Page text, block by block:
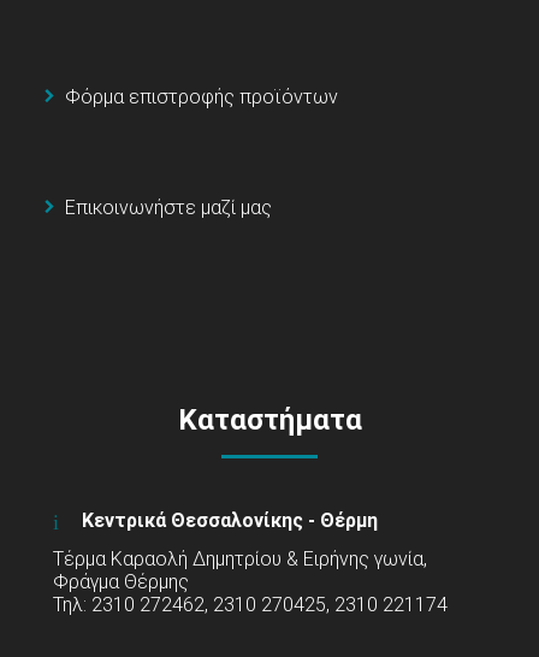
Φόρμα επιστροφής προϊόντων
Επικοινωνήστε μαζί μας
Καταστήματα
Κεντρικά Θεσσαλονίκης - Θέρμη
Τέρμα Καραολή Δημητρίου & Ειρήνης γωνία,
Φράγμα Θέρμης
Τηλ: 2310 272462, 2310 270425, 2310 221174